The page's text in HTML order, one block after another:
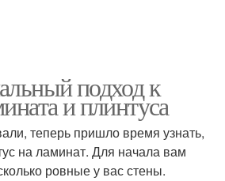
подход к
и плинтуса
теперь пришло время узнать,
на ламинат. Для начала вам
ровные у вас стены.